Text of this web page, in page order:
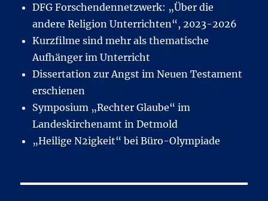
DFG Forschendennetzwerk: „Über die
andere Religion Unterrichten“, 2023-2026
Kurzfilme sind mehr als thematische
Aufhänger im Unterricht
Dissertation zur Angst im Neuen Testament
erschienen
Symposium „Rechter Glaube“ im
Landeskirchenamt in Detmold
„Heilige N2igkeit“ bei Büro-Olympiade